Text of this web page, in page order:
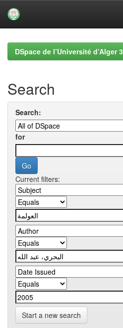
navigationDSpace de l’Université d’Alger 3
Search
Search:
for
Current filters:
Start a new search